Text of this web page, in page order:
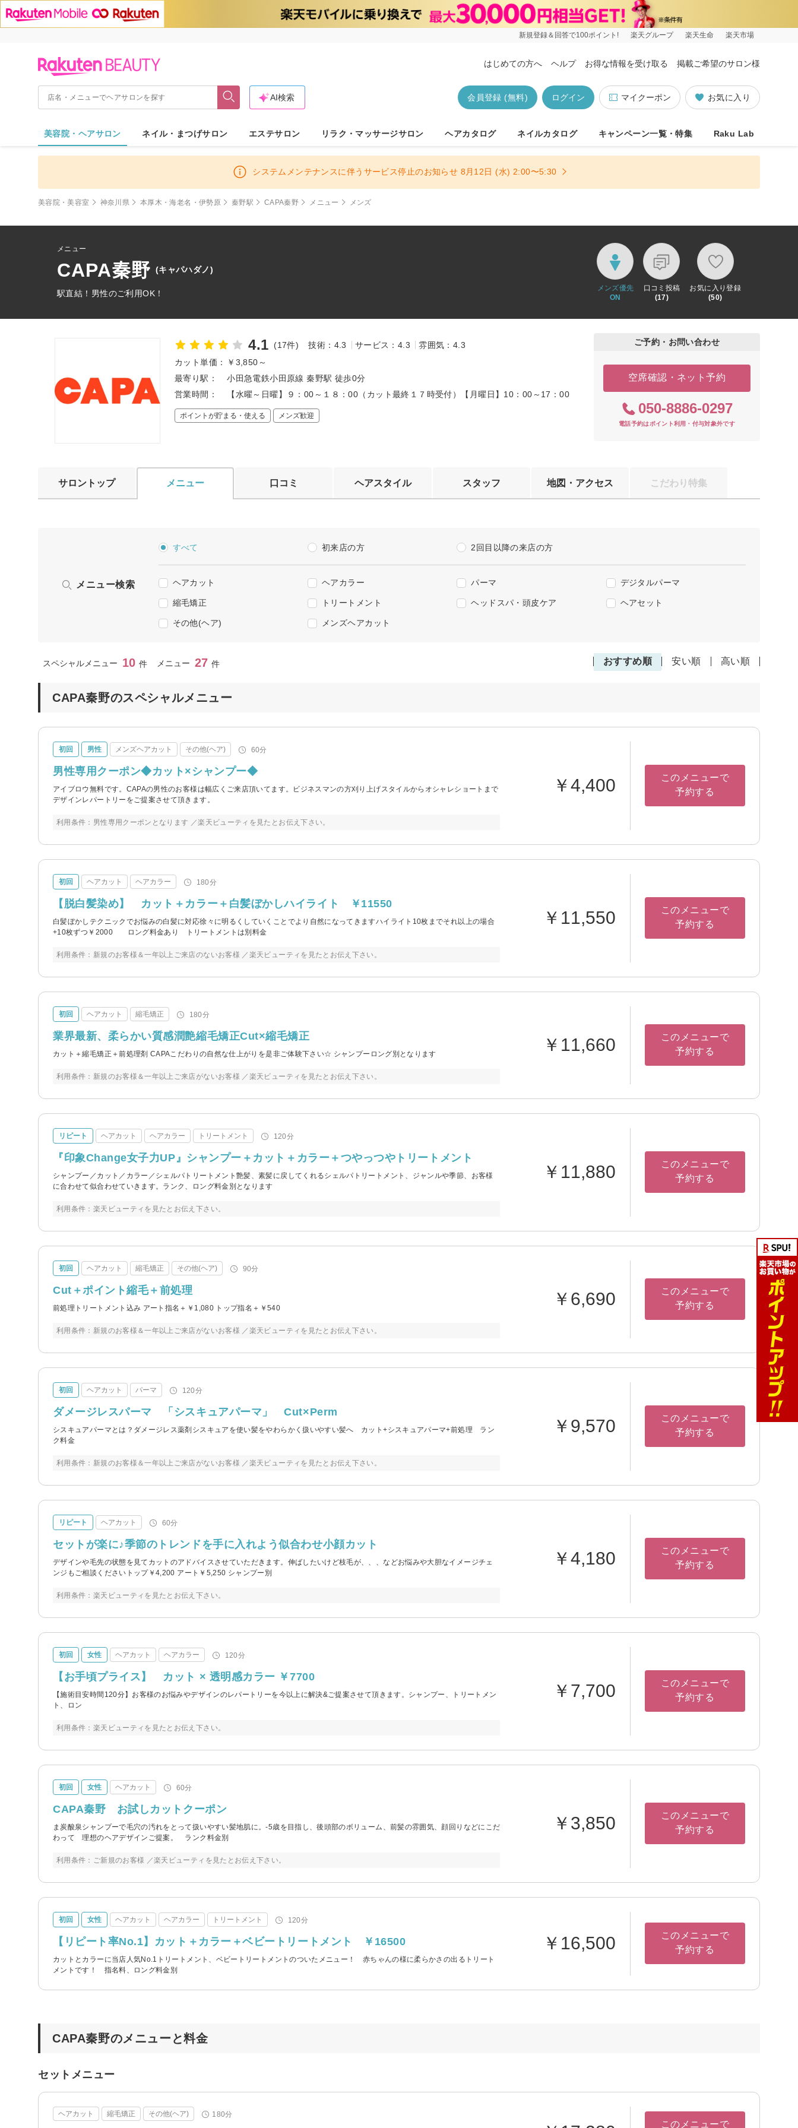
新規登録＆回答で100ポイント! 楽天グループ 楽天生命 楽天市場
はじめての方へ ヘルプ お得な情報を受け取る 掲載ご希望のサロン様
お気に入り
マイクーポン
ログイン
会員登録 (無料)
AI検索
美容院・ヘアサロン ネイル・まつげサロン エステサロン リラク・マッサージサロン ヘアカタログ ネイルカタログ キャンペーン一覧・特集 Raku Lab
システムメンテナンスに伴うサービス停止のお知らせ 8月12日 (水) 2:00〜5:30
美容院・美容室 神奈川県 本厚木・海老名・伊勢原 秦野駅 CAPA秦野 メニュー メンズ
メニュー
CAPA秦野 (キャパハダノ)
駅直結！男性のご利用OK！
メンズ優先
ON
口コミ投稿
(17)
お気に入り登録
(50)
4.1 (17件) 技術：4.3 サービス：4.3
雰囲気：4.3
カット単価：
￥3,850～
最寄り駅：
小田急電鉄小田原線 秦野駅 徒歩0分
営業時間：
【水曜～日曜】９：00～１８：00（カット最終１７時受付）【月曜日】10：00～17：00
ポイントが貯まる・使える メンズ歓迎
ご予約・お問い合わせ
空席確認・ネット予約
050-8886-0297
電話予約はポイント利用・付与対象外です
サロントップ メニュー 口コミ ヘアスタイル スタッフ 地図・アクセス こだわり特集
メニュー検索
すべて 初来店の方 2回目以降の来店の方
ヘアカット ヘアカラー パーマ デジタルパーマ
縮毛矯正 トリートメント ヘッドスパ・頭皮ケア ヘアセット
その他(ヘア) メンズヘアカット
スペシャルメニュー 10 件 メニュー 27 件 おすすめ順 安い順 高い順
CAPA秦野のスペシャルメニュー
初回 男性 メンズヘアカット その他(ヘア) 60分
男性専用クーポン◆カット×シャンプー◆
アイブロウ無料です。CAPAの男性のお客様は幅広くご来店頂いてます。ビジネスマンの方刈り上げスタイルからオシャレショートまで
デザインレパートリーをご提案させて頂きます。
利用条件：男性専用クーポンとなります ／楽天ビューティを見たとお伝え下さい。
￥4,400
このメニューで
予約する
初回 ヘアカット ヘアカラー 180分
【脱白髪染め】 カット＋カラー＋白髪ぼかしハイライト ￥11550
白髪ぼかしテクニックでお悩みの白髪に対応徐々に明るくしていくことでより自然になってきますハイライト10枚までそれ以上の場合
+10枚ずつ￥2000 ロング料金あり トリートメントは別料金
利用条件：新規のお客様＆一年以上ご来店のないお客様 ／楽天ビューティを見たとお伝え下さい。
￥11,550
このメニューで
予約する
初回 ヘアカット 縮毛矯正 180分
業界最新、柔らかい質感潤艶縮毛矯正Cut×縮毛矯正
カット＋縮毛矯正＋前処理剤 CAPAこだわりの自然な仕上がりを是非ご体験下さい☆ シャンプーロング別となります
利用条件：新規のお客様＆一年以上ご来店がないお客様 ／楽天ビューティを見たとお伝え下さい。
￥11,660
このメニューで
予約する
リピート ヘアカット ヘアカラー トリートメント 120分
『印象Change女子力UP』シャンプー＋カット＋カラー＋つやっつやトリートメント
シャンプー／カット／カラー／シェルパトリートメント艶髪、素髪に戻してくれるシェルパトリートメント、ジャンルや季節、お客様
に合わせて似合わせていきます。ランク、ロング料金別となります
利用条件：楽天ビューティを見たとお伝え下さい。
￥11,880
このメニューで
予約する
初回 ヘアカット 縮毛矯正 その他(ヘア) 90分
Cut＋ポイント縮毛＋前処理
前処理トリートメント込み アート指名＋￥1,080 トップ指名＋￥540
利用条件：新規のお客様＆一年以上ご来店がないお客様 ／楽天ビューティを見たとお伝え下さい。
￥6,690
このメニューで
予約する
初回 ヘアカット パーマ 120分
ダメージレスパーマ 「シスキュアパーマ」 Cut×Perm
シスキュアパーマとは？ダメージレス薬剤シスキュアを使い髪をやわらかく扱いやすい髪へ カット+シスキュアパーマ+前処理 ラン
ク料金
利用条件：新規のお客様＆一年以上ご来店がないお客様 ／楽天ビューティを見たとお伝え下さい。
￥9,570
このメニューで
予約する
リピート ヘアカット 60分
セットが楽に♪季節のトレンドを手に入れよう似合わせ小顔カット
デザインや毛先の状態を見てカットのアドバイスさせていただきます。伸ばしたいけど枝毛が、、、などお悩みや大胆なイメージチェ
ンジもご相談くださいトップ￥4,200 アート￥5,250 シャンプー別
利用条件：楽天ビューティを見たとお伝え下さい。
￥4,180
このメニューで
予約する
初回 女性 ヘアカット ヘアカラー 120分
【お手頃プライス】 カット × 透明感カラー ￥7700
【施術目安時間120分】お客様のお悩みやデザインのレパートリーを今以上に解決&ご提案させて頂きます。シャンプー、トリートメン
ト、ロン
利用条件：楽天ビューティを見たとお伝え下さい。
￥7,700
このメニューで
予約する
初回 女性 ヘアカット 60分
CAPA秦野 お試しカットクーポン
ま炭酸泉シャンプーで毛穴の汚れをとって扱いやすい髪地肌に。-5歳を目指し、後頭部のボリューム、前髪の雰囲気、顔回りなどにこだ
わって 理想のヘアデザインご提案。 ランク料金別
利用条件：ご新規のお客様 ／楽天ビューティを見たとお伝え下さい。
￥3,850
このメニューで
予約する
初回 女性 ヘアカット ヘアカラー トリートメント 120分
【リピート率No.1】カット＋カラー＋ベビートリートメント ￥16500
カットとカラーに当店人気No.1トリートメント、ベビートリートメントのついたメニュー！ 赤ちゃんの様に柔らかさの出るトリート
メントです！ 指名料、ロング料金別
￥16,500
このメニューで
予約する
CAPA秦野のメニューと料金
セットメニュー
ヘアカット 縮毛矯正 その他(ヘア) 180分
このメニューで